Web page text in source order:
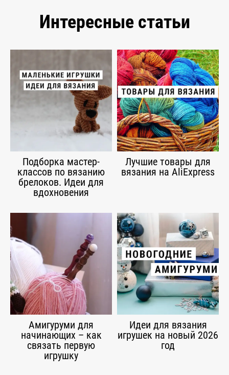
Интересные статьи
Подборка мастер-
классов по вязанию
брелоков. Идеи для
вдохновения
Лучшие товары для
вязания на AliExpress
Амигуруми для
начинающих – как
связать первую
игрушку
Идеи для вязания
игрушек на новый 2026
год